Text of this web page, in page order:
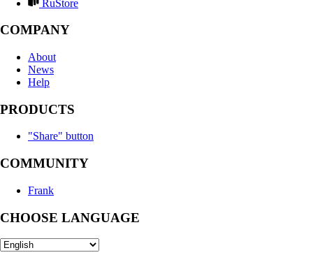
RuStore
COMPANY
About
News
Help
PRODUCTS
"Share" button
COMMUNITY
Frank
CHOOSE LANGUAGE